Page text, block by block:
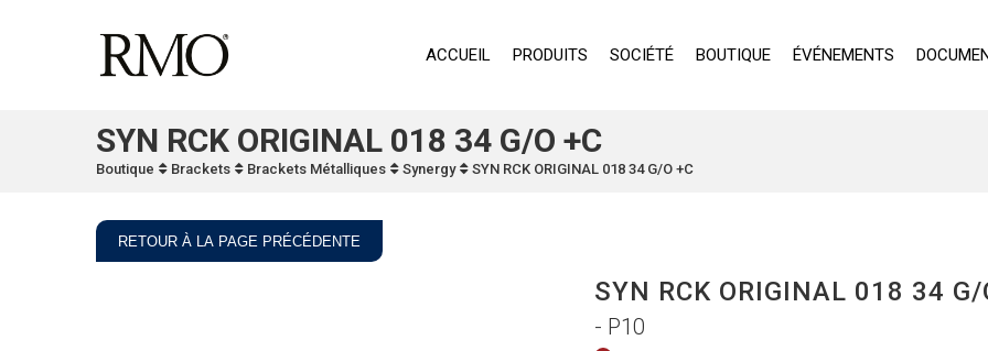
ACCUEIL PRODUITS SOCIÉTÉ BOUTIQUE ÉVÉNEMENTS
SYN RCK ORIGINAL 018 34 G/O +C
Boutique Brackets Brackets Métalliques Synergy SYN RCK ORIGINAL 018 34 G/O +C
RETOUR À LA PAGE PRÉCÉDENTE
SYN RCK ORIGINAL 018 34 G/
- P10